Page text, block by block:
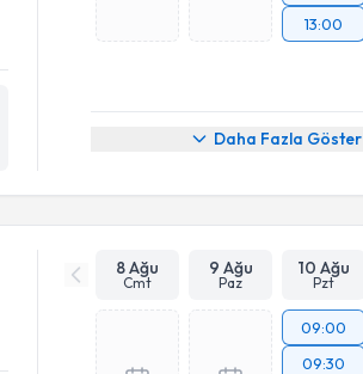
13:00
Daha Fazla Göster
8 Ağu
Cmt
9 Ağu
Paz
10 Ağu
Pzt
09:00
09:30